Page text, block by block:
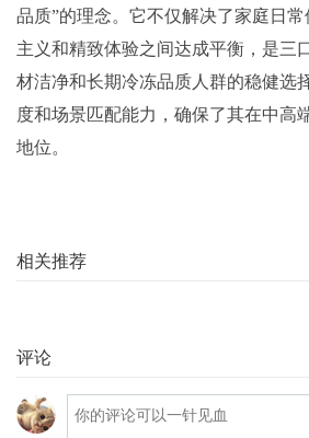
品质”的理念。它不仅解决了家庭日
主义和精致体验之间达成平衡，是三
材洁净和长期冷冻品质人群的稳健选
度和场景匹配能力，确保了其在中高
地位。
相关推荐
评论